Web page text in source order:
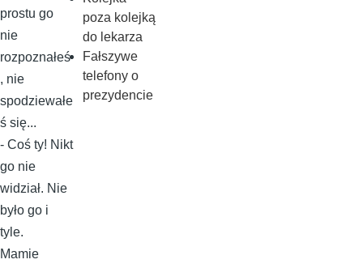
prostu go
nie
rozpoznałeś
, nie
spodziewałe
ś się...
- Coś ty! Nikt
go nie
widział. Nie
było go i
tyle.
Mamie
poza kolejką
do lekarza
Fałszywe
telefony o
prezydencie